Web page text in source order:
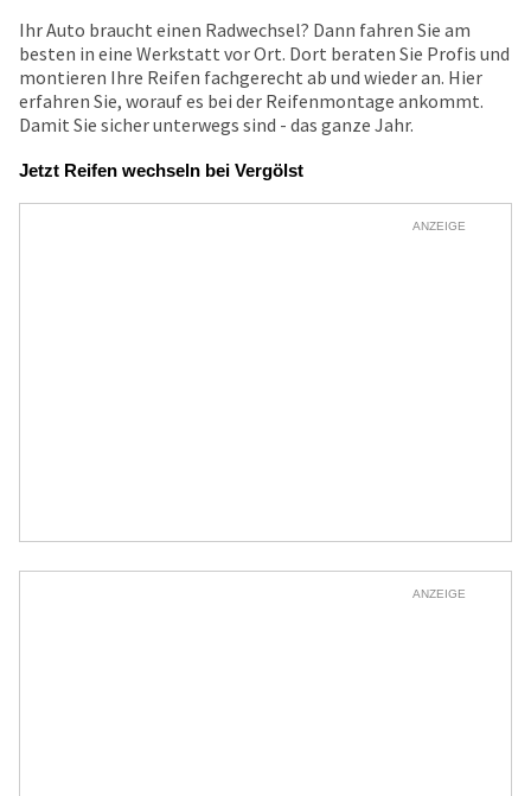
Ihr Auto braucht einen Radwechsel? Dann fahren Sie am
besten in eine Werkstatt vor Ort. Dort beraten Sie Profis und
montieren Ihre Reifen fachgerecht ab und wieder an. Hier
erfahren Sie, worauf es bei der Reifenmontage ankommt.
Damit Sie sicher unterwegs sind - das ganze Jahr.
Jetzt Reifen wechseln bei Vergölst
ANZEIGE
ANZEIGE